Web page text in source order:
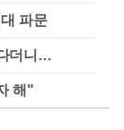
파문
더니…
해"